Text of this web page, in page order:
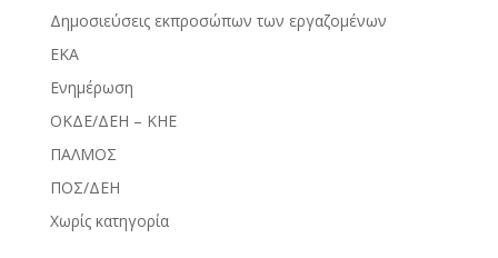
Δημοσιεύσεις εκπροσώπων των εργαζομένων
ΕΚΑ
Ενημέρωση
ΟΚΔΕ/ΔΕΗ – ΚΗΕ
ΠΑΛΜΟΣ
ΠΟΣ/ΔΕΗ
Χωρίς κατηγορία